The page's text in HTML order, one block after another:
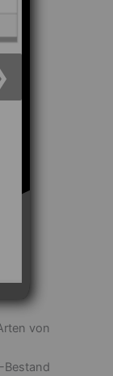
von
Bestand